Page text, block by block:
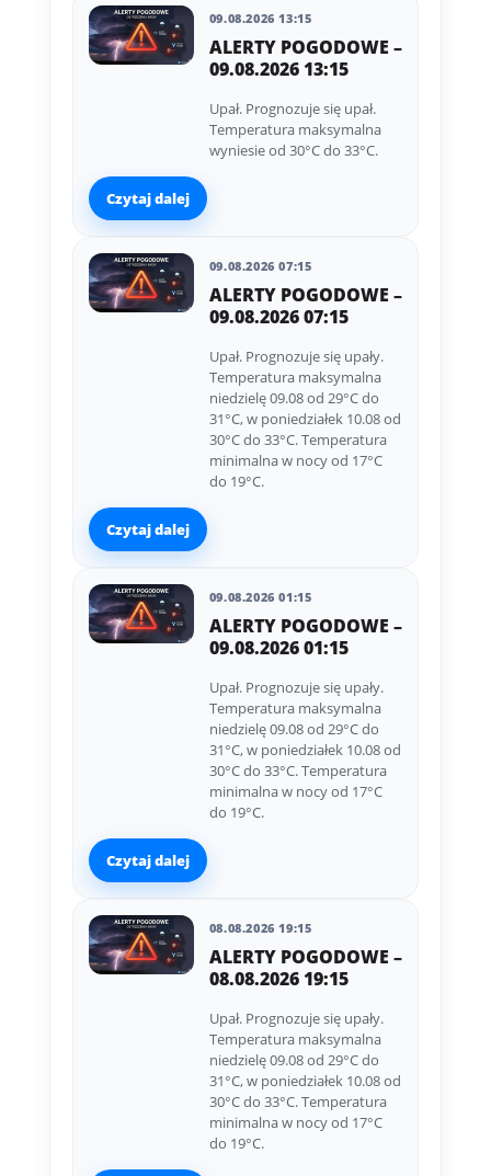
09.08.2026 13:15
ALERTY POGODOWE –
09.08.2026 13:15
Upał. Prognozuje się upał.
Temperatura maksymalna
wyniesie od 30°C do 33°C.
Czytaj dalej
09.08.2026 07:15
ALERTY POGODOWE –
09.08.2026 07:15
Upał. Prognozuje się upały.
Temperatura maksymalna
niedzielę 09.08 od 29°C do
31°C, w poniedziałek 10.08 od
30°C do 33°C. Temperatura
minimalna w nocy od 17°C
do 19°C.
Czytaj dalej
09.08.2026 01:15
ALERTY POGODOWE –
09.08.2026 01:15
Upał. Prognozuje się upały.
Temperatura maksymalna
niedzielę 09.08 od 29°C do
31°C, w poniedziałek 10.08 od
30°C do 33°C. Temperatura
minimalna w nocy od 17°C
do 19°C.
Czytaj dalej
08.08.2026 19:15
ALERTY POGODOWE –
08.08.2026 19:15
Upał. Prognozuje się upały.
Temperatura maksymalna
niedzielę 09.08 od 29°C do
31°C, w poniedziałek 10.08 od
30°C do 33°C. Temperatura
minimalna w nocy od 17°C
do 19°C.